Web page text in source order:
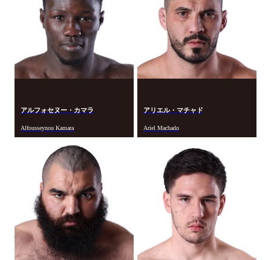
アルフォセヌー・カマラ
Alfousseynou Kamara
アリエル・マチャド
Ariel Machado